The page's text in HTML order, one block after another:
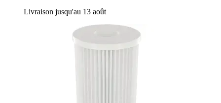
Livraison jusqu'au 13 août